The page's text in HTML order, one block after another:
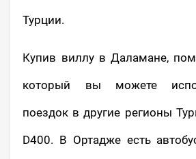
Турции.
Купив виллу в Даламане,
который вы можете
поездок в другие регионы
D400. В Ортадже есть